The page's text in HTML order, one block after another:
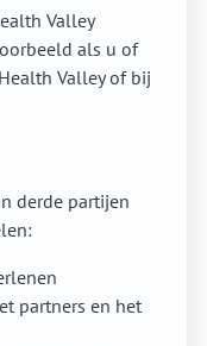
Valley
als u of
Valley of bij
derde partijen
partners en het